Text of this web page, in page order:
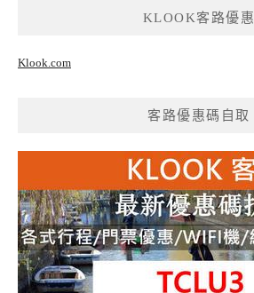
KLOOK客路優惠
Klook.com
客路優惠碼自取